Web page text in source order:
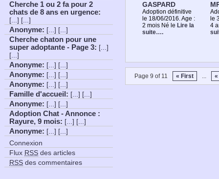
GASPARD
Adoption définitive
le 18/06/2016. Age :
2 mois Né le Lire la
suite….
le
4
Page 9 of 11 « First ... «
Cherche 1 ou 2 fa pour 2
chats de 8 ans en urgence:
[...] [...]
Anonyme: [...] [...]
Cherche chaton pour une
super adoptante - Page 3: [...]
[...]
Anonyme: [...] [...]
Anonyme: [...] [...]
Anonyme: [...] [...]
Famille d'accueil : [...] [...]
Anonyme: [...] [...]
Adoption Chat - Annonce :
Rayure, 9 mois: [...] [...]
Anonyme: [...] [...]
Connexion
Flux RSS des articles
RSS des commentaires